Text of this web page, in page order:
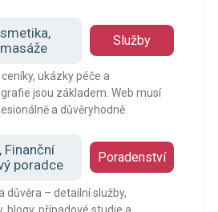
Služby
ukázky péče a
jsou základem. Web musí
a důvěryhodně.
Finanční
poradce
Poradenství
důvěra – detailní služby,
blogy, případové studie a